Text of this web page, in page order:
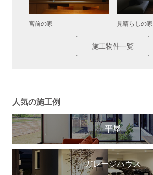
宮前の家 見晴らしの家
施工物件一覧
人気の施工例
平屋
ガレージハウス